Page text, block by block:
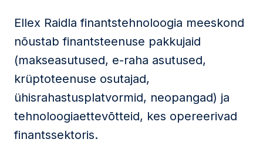
Ellex Raidla finantstehnoloogia meeskond
nõustab finantsteenuse pakkujaid
(makseasutused, e-raha asutused,
krüptoteenuse osutajad,
ühisrahastusplatvormid, neopangad) ja
tehnoloogiaettevõtteid, kes opereerivad
finantssektoris.